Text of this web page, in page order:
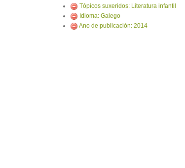
Tópicos suxeridos: Literatura infantil
Idioma: Galego
Ano de publicación: 2014